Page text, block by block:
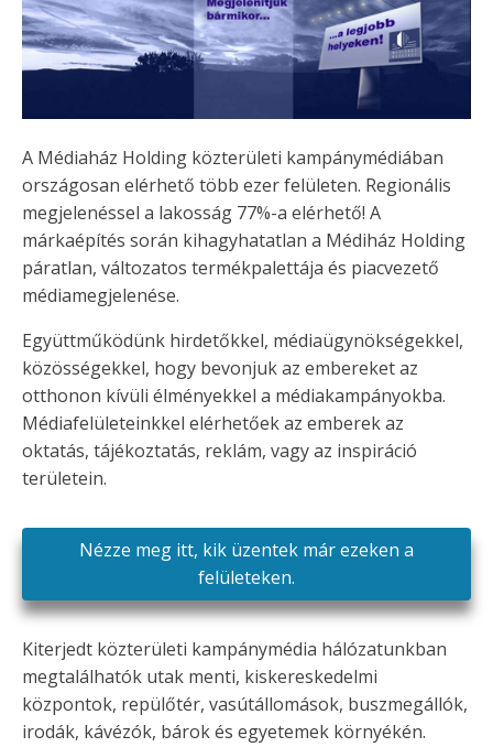
A Médiaház Holding közterületi kampánymédiában
országosan elérhető több ezer felületen. Regionális
megjelenéssel a lakosság 77%-a elérhető! A
márkaépítés során kihagyhatatlan a Médiház Holding
páratlan, változatos termékpalettája és piacvezető
médiamegjelenése.
Együttműködünk hirdetőkkel, médiaügynökségekkel,
közösségekkel, hogy bevonjuk az embereket az
otthonon kívüli élményekkel a médiakampányokba.
Médiafelületeinkkel elérhetőek az emberek az
oktatás, tájékoztatás, reklám, vagy az inspiráció
területein.
Nézze meg itt, kik üzentek már ezeken a
felületeken.
Kiterjedt közterületi kampánymédia hálózatunkban
megtalálhatók utak menti, kiskereskedelmi
központok, repülőtér, vasútállomások, buszmegállók,
irodák, kávézók, bárok és egyetemek környékén.